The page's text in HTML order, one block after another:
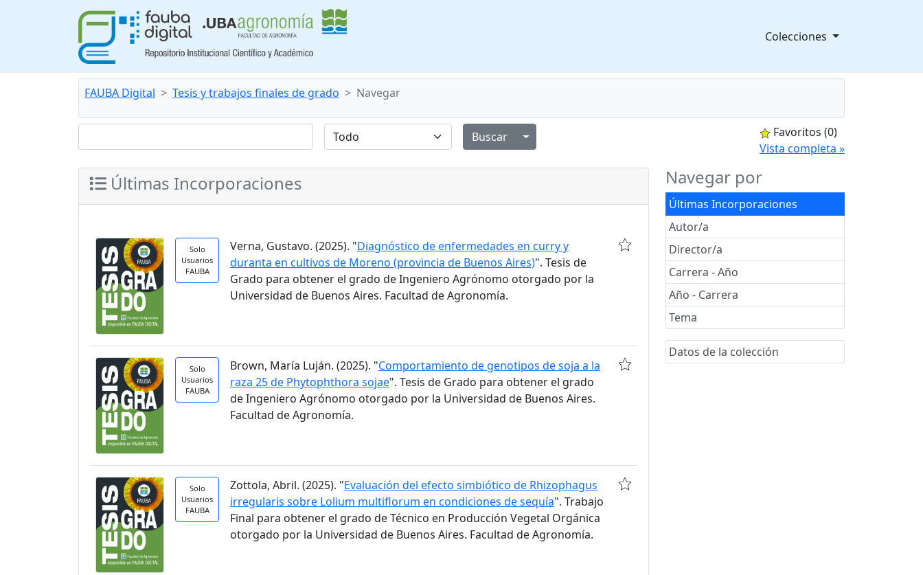
Colecciones
FAUBA Digital Tesis y trabajos finales de grado Navegar
Alternar menú desplegable
Favoritos (0)
Vista completa »
Navegar por
Últimas Incorporaciones
Autor/a
Director/a
Carrera - Año
Año - Carrera
Tema
Datos de la colección
Últimas Incorporaciones
Solo
Usuarios
FAUBA
Verna, Gustavo. (2025). "Diagnóstico de enfermedades en curry y
duranta en cultivos de Moreno (provincia de Buenos Aires)". Tesis de
Grado para obtener el grado de Ingeniero Agrónomo otorgado por la
Universidad de Buenos Aires. Facultad de Agronomía.
Solo
Usuarios
FAUBA
Brown, María Luján. (2025). "Comportamiento de genotipos de soja a la
raza 25 de Phytophthora sojae". Tesis de Grado para obtener el grado
de Ingeniero Agrónomo otorgado por la Universidad de Buenos Aires.
Facultad de Agronomía.
Solo
Usuarios
FAUBA
Zottola, Abril. (2025). "Evaluación del efecto simbiótico de Rhizophagus
irregularis sobre Lolium multiflorum en condiciones de sequía". Trabajo
Final para obtener el grado de Técnico en Producción Vegetal Orgánica
otorgado por la Universidad de Buenos Aires. Facultad de Agronomía.